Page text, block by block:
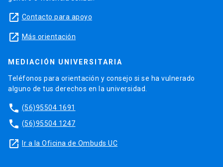
launch Contacto para apoyo
launch Más orientación
MEDIACIÓN UNIVERSITARIA
Teléfonos para orientación y consejo si se ha vulnerado
alguno de tus derechos en la universidad.
phone (56)95504 1691
phone (56)95504 1247
launch Ir a la Oficina de Ombuds UC